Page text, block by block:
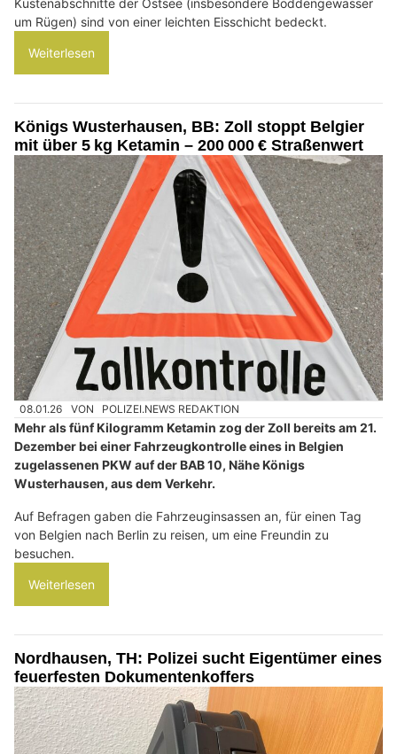
um Rügen) sind von einer leichten Eisschicht bedeckt.
Weiterlesen
Königs Wusterhausen, BB: Zoll stoppt Belgier
mit über 5 kg Ketamin – 200 000 € Straßenwert
08.01.26 VON POLIZEI.NEWS REDAKTION
Mehr als fünf Kilogramm Ketamin zog der Zoll bereits am 21.
Dezember bei einer Fahrzeugkontrolle eines in Belgien
zugelassenen PKW auf der BAB 10, Nähe Königs
Wusterhausen, aus dem Verkehr.
Auf Befragen gaben die Fahrzeuginsassen an, für einen Tag
von Belgien nach Berlin zu reisen, um eine Freundin zu
besuchen.
Weiterlesen
Nordhausen, TH: Polizei sucht Eigentümer eines
feuerfesten Dokumentenkoffers